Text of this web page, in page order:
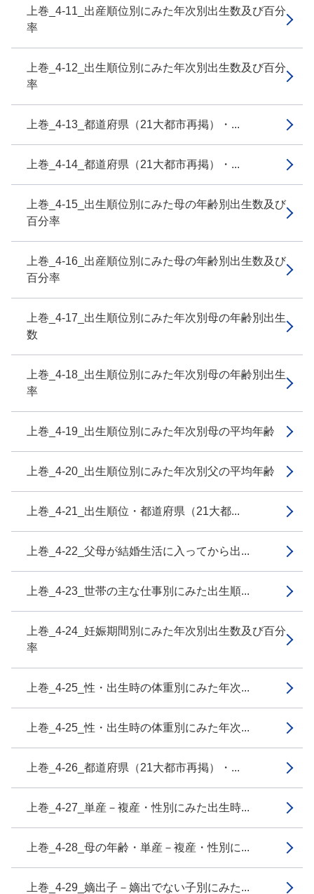
上巻_4-11_出産順位別にみた年次別出生数及び百分
率
上巻_4-12_出生順位別にみた年次別出生数及び百分
率
上巻_4-13_都道府県（21大都市再掲）・...
上巻_4-14_都道府県（21大都市再掲）・...
上巻_4-15_出生順位別にみた母の年齢別出生数及び
百分率
上巻_4-16_出産順位別にみた母の年齢別出生数及び
百分率
上巻_4-17_出生順位別にみた年次別母の年齢別出生
数
上巻_4-18_出生順位別にみた年次別母の年齢別出生
率
上巻_4-19_出生順位別にみた年次別母の平均年齢
上巻_4-20_出生順位別にみた年次別父の平均年齢
上巻_4-21_出生順位・都道府県（21大都...
上巻_4-22_父母が結婚生活に入ってから出...
上巻_4-23_世帯の主な仕事別にみた出生順...
上巻_4-24_妊娠期間別にみた年次別出生数及び百分
率
上巻_4-25_性・出生時の体重別にみた年次...
上巻_4-25_性・出生時の体重別にみた年次...
上巻_4-26_都道府県（21大都市再掲）・...
上巻_4-27_単産－複産・性別にみた出生時...
上巻_4-28_母の年齢・単産－複産・性別に...
上巻_4-29_嫡出子－嫡出でない子別にみた...